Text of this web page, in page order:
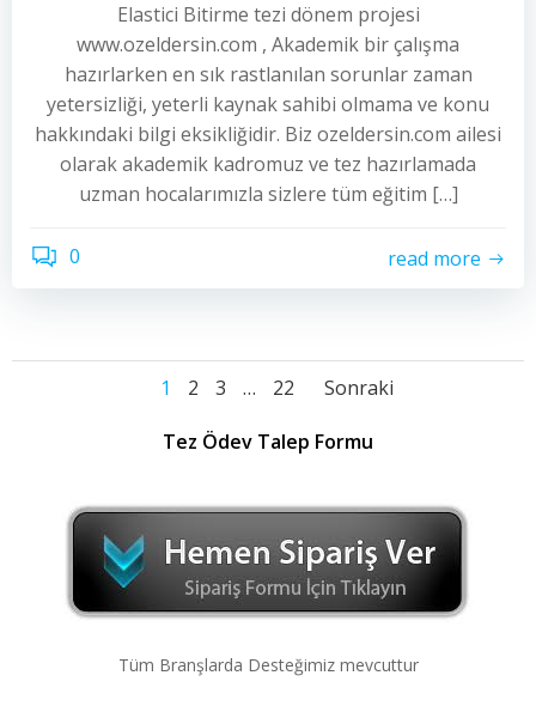
Elastici Bitirme tezi dönem projesi
www.ozeldersin.com , Akademik bir çalışma
hazırlarken en sık rastlanılan sorunlar zaman
yetersizliği, yeterli kaynak sahibi olmama ve konu
hakkındaki bilgi eksikliğidir. Biz ozeldersin.com ailesi
olarak akademik kadromuz ve tez hazırlamada
uzman hocalarımızla sizlere tüm eğitim […]
0 read more
Yazı
dolaşımı
Yazı
dolaşımı
Sayfa
1 Sayfa
2 Sayfa
3 … Sayfa
22
Yazı
dolaşımı
Sonraki
Tez Ödev Talep Formu
Tüm Branşlarda Desteğimiz mevcuttur